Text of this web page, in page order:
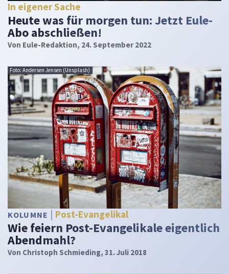
In eigener Sache
Heute was für morgen tun: Jetzt Eule-
Abo abschließen!
Von Eule-Redaktion, 24. September 2022
Foto: Andersen Jensen (Unsplash)
KOLUMNE Post-Evangelikal
Wie feiern Post-Evangelikale eigentlich
Abendmahl?
Von Christoph Schmieding, 31. Juli 2018